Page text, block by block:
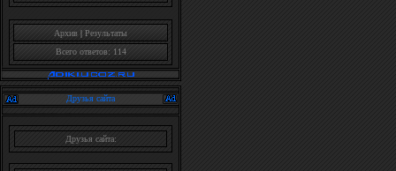
Архив | Результаты
Всего ответов: 114
Друзья сайта
Друзья сайта: